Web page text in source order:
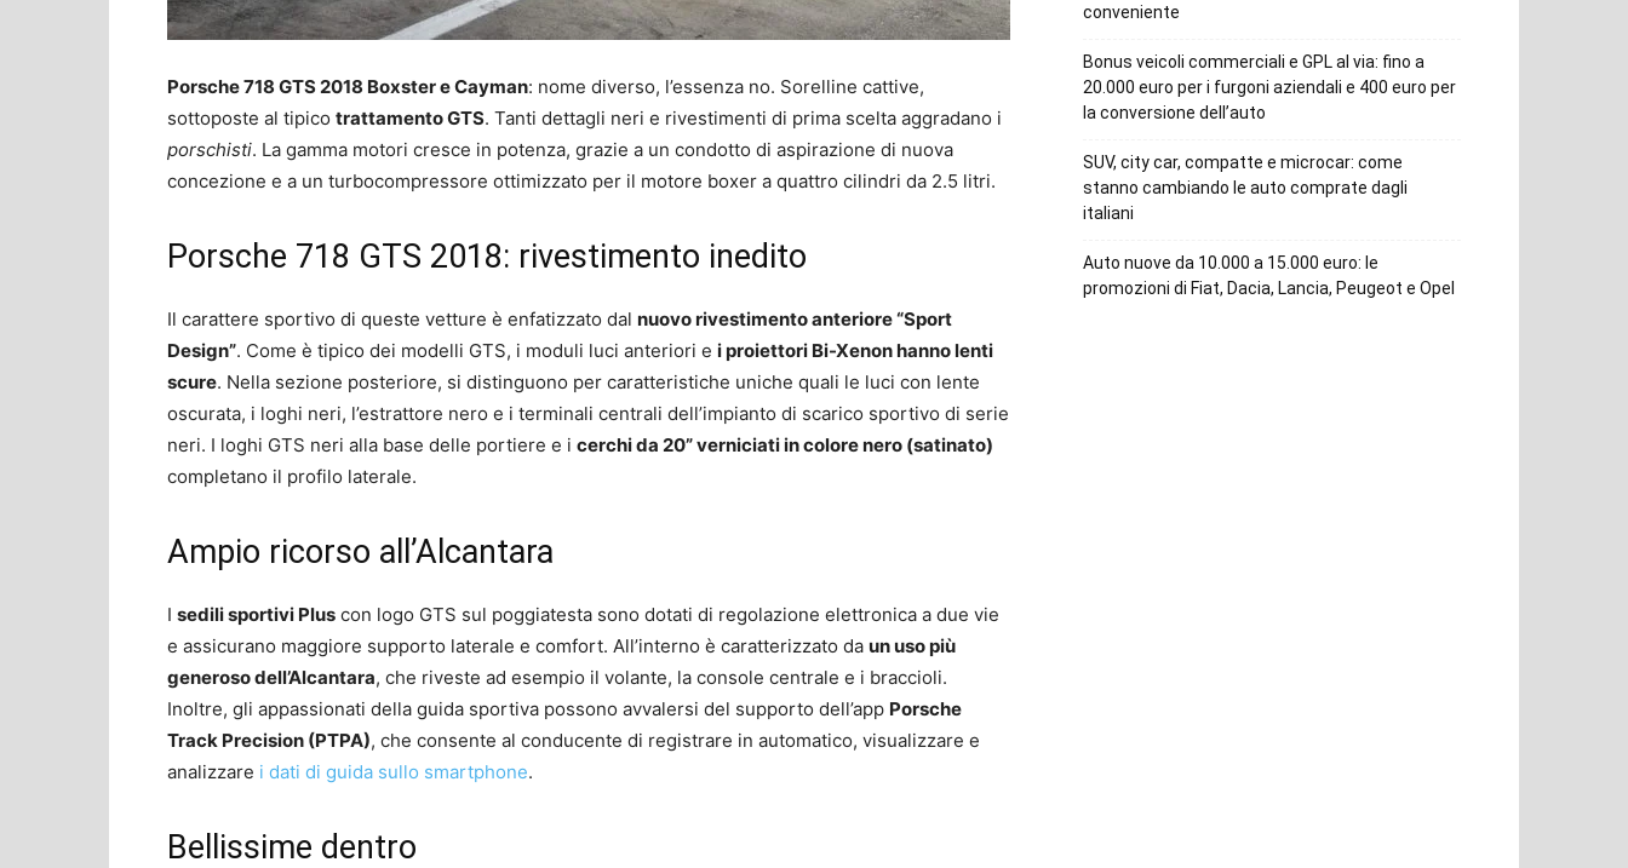
Porsche 718 GTS 2018 Boxster e Cayman: nome diverso, l’essenza no. Sorelline cattive,
sottoposte al tipico trattamento GTS. Tanti dettagli neri e rivestimenti di prima scelta aggradano i
porschisti. La gamma motori cresce in potenza, grazie a un condotto di aspirazione di nuova
concezione e a un turbocompressore ottimizzato per il motore boxer a quattro cilindri da 2.5 litri.
Porsche 718 GTS 2018: rivestimento inedito
Il carattere sportivo di queste vetture è enfatizzato dal nuovo rivestimento anteriore “Sport
Design”. Come è tipico dei modelli GTS, i moduli luci anteriori e i proiettori Bi-Xenon hanno lenti
scure. Nella sezione posteriore, si distinguono per caratteristiche uniche quali le luci con lente
oscurata, i loghi neri, l’estrattore nero e i terminali centrali dell’impianto di scarico sportivo di serie
neri. I loghi GTS neri alla base delle portiere e i cerchi da 20” verniciati in colore nero (satinato)
completano il profilo laterale.
Ampio ricorso all’Alcantara
I sedili sportivi Plus con logo GTS sul poggiatesta sono dotati di regolazione elettronica a due vie
e assicurano maggiore supporto laterale e comfort. All’interno è caratterizzato da un uso più
generoso dell’Alcantara, che riveste ad esempio il volante, la console centrale e i braccioli.
Inoltre, gli appassionati della guida sportiva possono avvalersi del supporto dell’app Porsche
Track Precision (PTPA), che consente al conducente di registrare in automatico, visualizzare e
analizzare i dati di guida sullo smartphone.
Bellissime dentro
conveniente
Bonus veicoli commerciali e GPL al via: fino a
20.000 euro per i furgoni aziendali e 400 euro per
la conversione dell’auto
SUV, city car, compatte e microcar: come
stanno cambiando le auto comprate dagli
italiani
Auto nuove da 10.000 a 15.000 euro: le
promozioni di Fiat, Dacia, Lancia, Peugeot e Opel